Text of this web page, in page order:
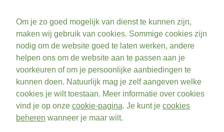
Om je zo goed mogelijk van dienst te kunnen zijn,
maken wij gebruik van cookies. Sommige cookies zijn
nodig om de website goed te laten werken, andere
helpen ons om de website aan te passen aan je
voorkeuren of om je persoonlijke aanbiedingen te
kunnen doen. Natuurlijk mag je zelf aangeven welke
cookies je wilt toestaan. Meer informatie over cookies
vind je op onze cookie-pagina. Je kunt je cookies
beheren wanneer je maar wilt.